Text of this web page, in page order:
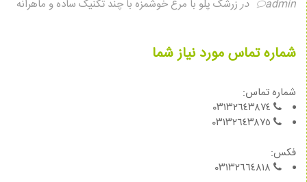
admin
درزرشک پلو با مرغ خوشمزه با چند تکنیک ساده و ماهرانه
شماره تماس مورد نیاز شما
شماره تماس:
فكس: